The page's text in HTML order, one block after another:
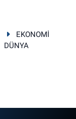
EKONOMİ
DÜNYA